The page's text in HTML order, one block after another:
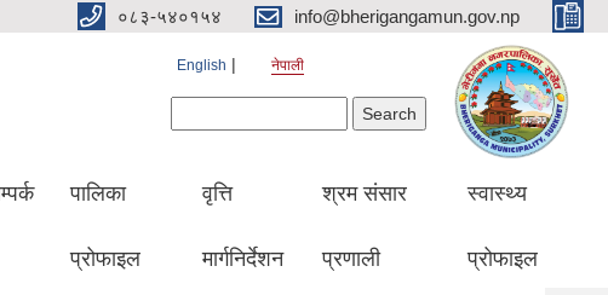
०८३-५४०१५४ info@bherigangamun.gov.np
English नेपाली
पालिका
प्रोफाइल
वृत्ति
मार्गनिर्देशन
श्रम संसार
प्रणाली
स्वास्थ्य
प्रोफाइल